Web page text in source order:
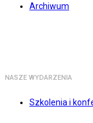
Archiwum
NASZE WYDARZENIA
Szkolenia i